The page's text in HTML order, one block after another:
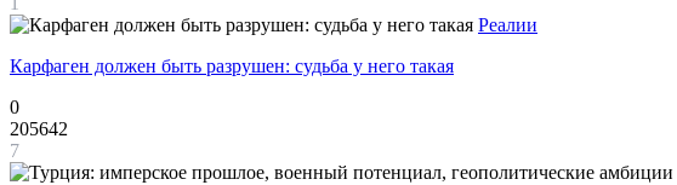
Реалии
Карфаген должен быть разрушен: судьба у него такая
0
205642
7